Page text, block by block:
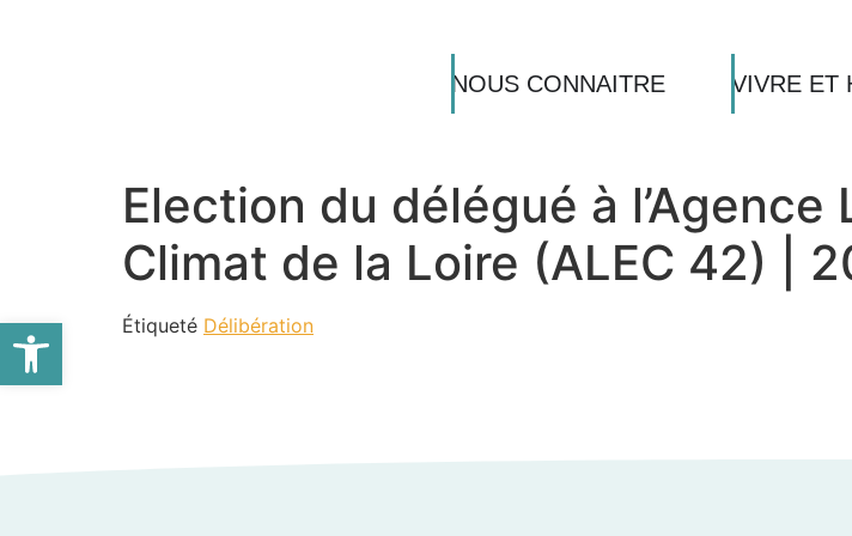
NOUS CONNAITRE VIVRE ET
Election du délégué à l’Agence
Climat de la Loire (ALEC 42) |
Étiqueté Délibération
Ouvrir la barre d’outils